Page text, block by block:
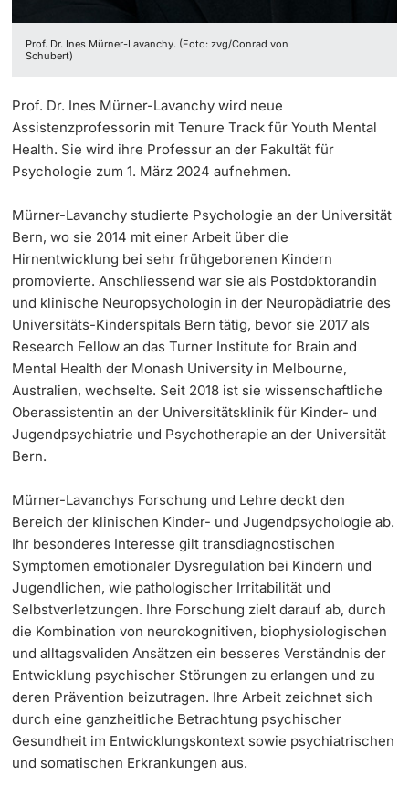
Prof. Dr. Ines Mürner-Lavanchy. (Foto: zvg/Conrad von
Schubert)
Prof. Dr. Ines Mürner-Lavanchy wird neue
Assistenzprofessorin mit Tenure Track für Youth Mental
Health. Sie wird ihre Professur an der Fakultät für
Psychologie zum 1. März 2024 aufnehmen.
Mürner-Lavanchy studierte Psychologie an der Universität
Bern, wo sie 2014 mit einer Arbeit über die
Hirnentwicklung bei sehr frühgeborenen Kindern
promovierte. Anschliessend war sie als Postdoktorandin
und klinische Neuropsychologin in der Neuropädiatrie des
Universitäts-Kinderspitals Bern tätig, bevor sie 2017 als
Research Fellow an das Turner Institute for Brain and
Mental Health der Monash University in Melbourne,
Australien, wechselte. Seit 2018 ist sie wissenschaftliche
Oberassistentin an der Universitätsklinik für Kinder- und
Jugendpsychiatrie und Psychotherapie an der Universität
Bern.
Mürner-Lavanchys Forschung und Lehre deckt den
Bereich der klinischen Kinder- und Jugendpsychologie ab.
Ihr besonderes Interesse gilt transdiagnostischen
Symptomen emotionaler Dysregulation bei Kindern und
Jugendlichen, wie pathologischer Irritabilität und
Selbstverletzungen. Ihre Forschung zielt darauf ab, durch
die Kombination von neurokognitiven, biophysiologischen
und alltagsvaliden Ansätzen ein besseres Verständnis der
Entwicklung psychischer Störungen zu erlangen und zu
deren Prävention beizutragen. Ihre Arbeit zeichnet sich
durch eine ganzheitliche Betrachtung psychischer
Gesundheit im Entwicklungskontext sowie psychiatrischen
und somatischen Erkrankungen aus.